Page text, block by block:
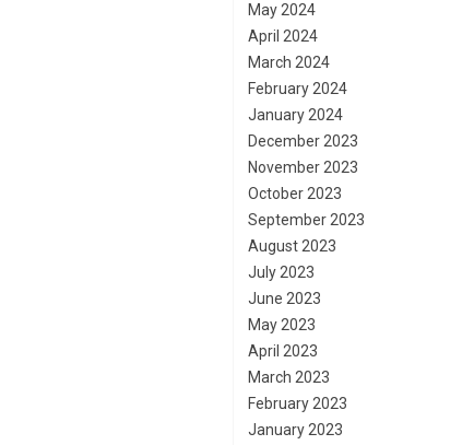
May 2024
April 2024
March 2024
February 2024
January 2024
December 2023
November 2023
October 2023
September 2023
August 2023
July 2023
June 2023
May 2023
April 2023
March 2023
February 2023
January 2023